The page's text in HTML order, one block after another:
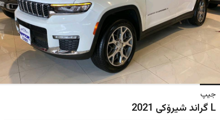
جیپ
L گراند شیرۆکی 2021